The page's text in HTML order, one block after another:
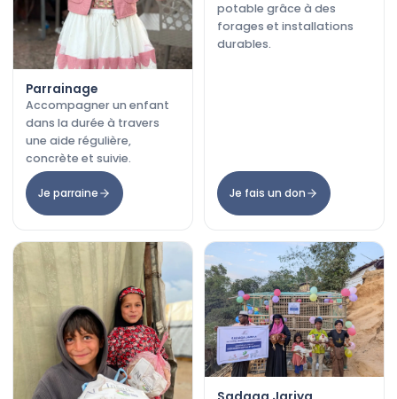
Parrainage
Accompagner un enfant
dans la durée à travers
une aide régulière,
concrète et suivie.
Je parraine
potable grâce à des
forages et installations
durables.
Je fais un don